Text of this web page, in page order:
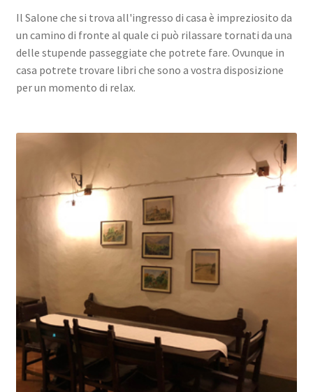
Il Salone che si trova all'ingresso di casa è impreziosito da
un camino di fronte al quale ci può rilassare tornati da una
delle stupende passeggiate che potrete fare. Ovunque in
casa potrete trovare libri che sono a vostra disposizione
per un momento di relax.